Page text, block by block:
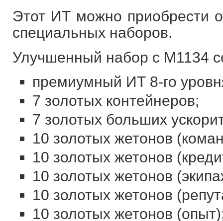
Этот ИТ можно приобрести
специальных наборов.
Улучшенный набор с M1134
премиумный ИТ 8-го
7 золотых контейнеров;
7 золотых больших
10 золотых жетонов
10 золотых жетонов
10 золотых жетонов
10 золотых жетонов
10 золотых жетонов